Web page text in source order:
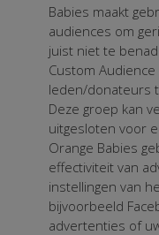
Babies maakt
audiences om
juist niet te
Custom
leden/donateurs
Deze groep kan
uitgesloten voor
Orange Babies
effectiviteit van
instellingen van
bijvoorbeeld
advertenties of